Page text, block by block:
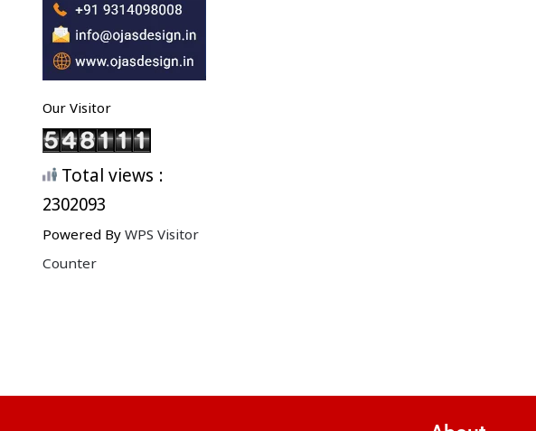
Our Visitor
Total views :
2302093
Powered By WPS Visitor
Counter